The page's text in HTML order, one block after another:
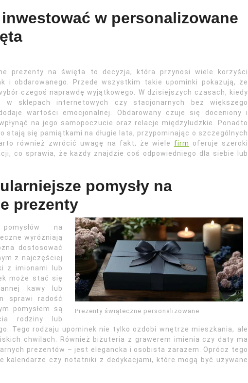
w personalizowane
prezenty na święta to decyzja, która przynosi wiele korzyści
i obdarowanego. Przede wszystkim takie upominki pokazują, że
czegoś naprawdę wyjątkowego. W dzisiejszych czasach, kiedy
w sklepach internetowych czy stacjonarnych bez większego
wartości emocjonalnej. Obdarowany czuje się doceniony i
na jego samopoczucie oraz relacje międzyludzkie. Ponadto
stają się pamiątkami na długie lata, przypominając o szczególnych
również zwrócić uwagę na fakt, że wiele firm
oferuje szeroki
co sprawia, że każdy znajdzie coś odpowiedniego dla siebie lub
pomysły na
prezenty
Prezenty świąteczne personalizowane
na
wyróżniają
dostosować
z najczęściej
z imionami lub
może stać się
kawy lub
sprawi radość
pomysłem są
rodziny lub
Tego rodzaju upominek nie tylko ozdobi wnętrze mieszkania, ale
chwilach. Również biżuteria z grawerem imienia czy daty ma
prezentów – jest elegancka i osobista zarazem. Oprócz tego
kalendarze czy notatniki z dedykacjami, które mogą być używane